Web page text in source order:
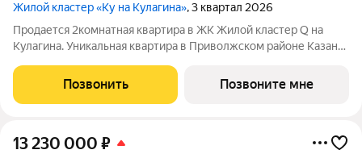
Жилой кластер «Ку на Кулагина», 3 квартал 2026
Продается 2комнатная квартира в ЖК Жилой кластер Q на
Кулагина. Уникальная квартира в Приволжском районе Казани,
Собственный детский сад, школа, дворы-парки с сенсорными
игровыми и
Позвонить Позвоните мне
13 230 000 ₽